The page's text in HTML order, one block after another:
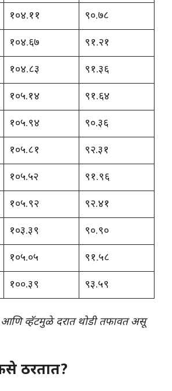
१०४.११
९०.७८
१०४.६७
९१.२१
१०४.८३
९१.३६
१०५.१४
९१.६४
१०५.९४
९०.३६
१०५.८१
९२.३१
१०५.५२
९१.९६
१०५.९२
९२.४१
१०३.३९
९०.९०
१०५.०५
९१.५८
१००.३९ ९३.५९
आणि व्हॅटमुळे दरात थोडी तफावत असू
ठरतात?